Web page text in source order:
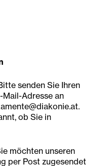
senden Sie Ihren
Mail-Adresse an
ob Sie in
möchten unseren
per Post zugesendet